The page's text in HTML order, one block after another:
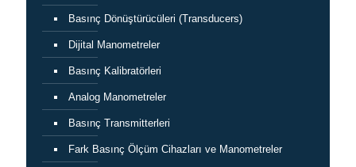
Basınç Dönüştürücüleri (Transducers)
Dijital Manometreler
Basınç Kalibratörleri
Analog Manometreler
Basınç Transmitterleri
Fark Basınç Ölçüm Cihazları ve Manometreler